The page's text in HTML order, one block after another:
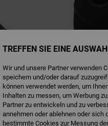
TREFFEN SIE EINE
Wir und unsere Partner verwenden
speichern und/oder darauf
können verwendet werden, um
Inhalten zu messen, um Werbung
Partner zu entwickeln und zu
annehmen oder ablehnen oder sich
bestimmte Cookies zur Messung